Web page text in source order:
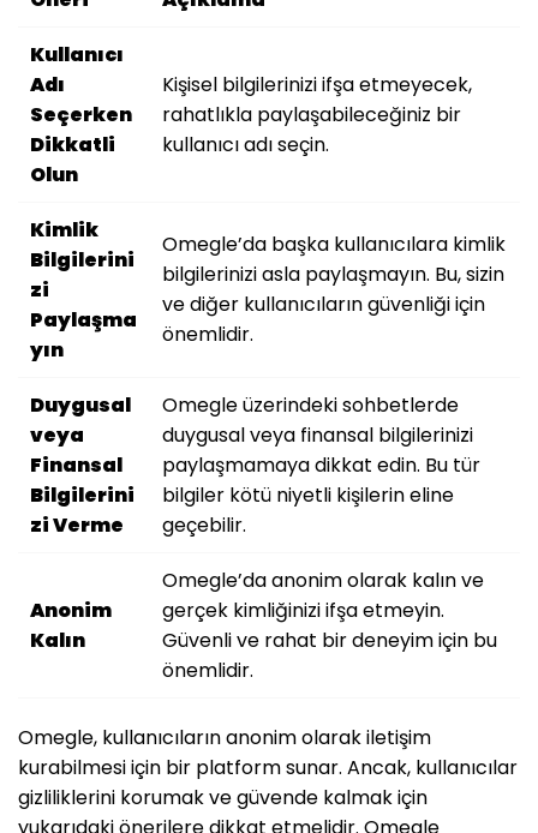
Kullanıcı
Adı
Seçerken
Dikkatli
Olun
Kişisel bilgilerinizi ifşa etmeyecek,
rahatlıkla paylaşabileceğiniz bir
kullanıcı adı seçin.
Kimlik
Bilgilerini
zi
Paylaşma
yın
Omegle’da başka kullanıcılara kimlik
bilgilerinizi asla paylaşmayın. Bu, sizin
ve diğer kullanıcıların güvenliği için
önemlidir.
Duygusal
veya
Finansal
Bilgilerini
zi Verme
Omegle üzerindeki sohbetlerde
duygusal veya finansal bilgilerinizi
paylaşmamaya dikkat edin. Bu tür
bilgiler kötü niyetli kişilerin eline
geçebilir.
Anonim
Kalın
Omegle’da anonim olarak kalın ve
gerçek kimliğinizi ifşa etmeyin.
Güvenli ve rahat bir deneyim için bu
önemlidir.
Omegle, kullanıcıların anonim olarak iletişim
kurabilmesi için bir platform sunar. Ancak, kullanıcılar
gizliliklerini korumak ve güvende kalmak için
yukarıdaki önerilere dikkat etmelidir. Omegle